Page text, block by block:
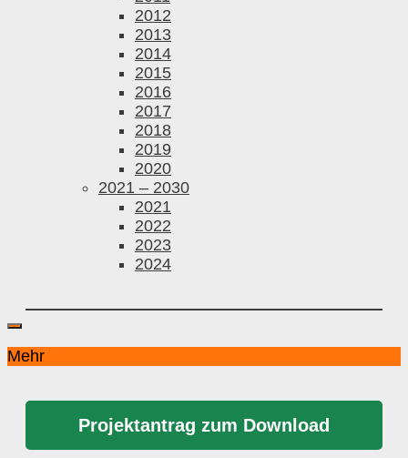
2012
2013
2014
2015
2016
2017
2018
2019
2020
2021 – 2030
2021
2022
2023
2024
Mehr
Projektantrag zum Download